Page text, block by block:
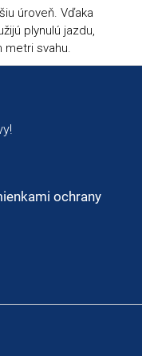
úroveň. Vďaka
plynulú jazdu,
metri svahu.
ochrany